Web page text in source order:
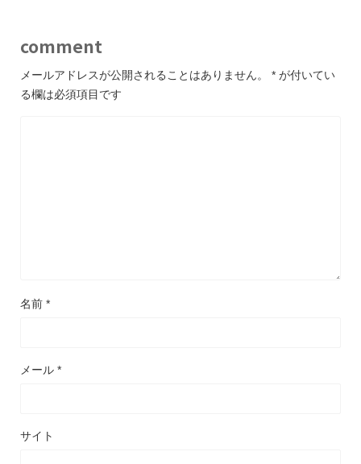
comment
メールアドレスが公開されることはありません。 * が付いてい
る欄は必須項目です
名前 *
メール *
サイト